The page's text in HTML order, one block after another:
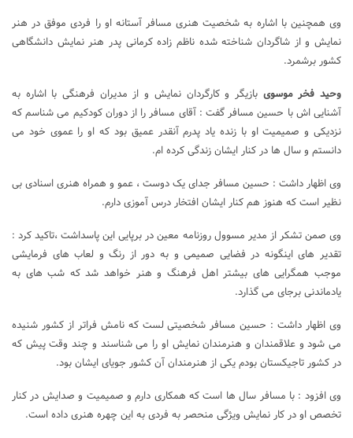
وی همچنین با اشاره به شخصیت هنری مسافر آستانه او را فردی موفق در هنر
نمایش و از شاگردان شناخته شده ناظم زاده کرمانی پدر هنر نمایش دانشگاهی
کشور برشمرد.
وحید فخر موسوی بازیگر و کارگردان نمایش و از مدیران فرهنگی با اشاره به
آشنایی اش با حسین مسافر گفت : آقای مسافر را از دوران کودکیم می شناسم که
نزدیکی و صمیمیت او با زنده یاد پدرم آنقدر عمیق بود که او را عموی خود می
دانستم و سال ها در کنار ایشان زندگی کرده ام.
وی اظهار داشت : حسین مسافر جدای یک دوست ، عمو و همراه هنری اسنادی بی
نظیر است که هنوز هم کنار ایشان افتخار درس آموزی دارم.
وی صمن تشکر از مدیر مسوول روزنامه معین در برپایی این پاسداشت ،تاکید کرد :
تقدیر های اینگونه در فضایی صمیمی و به دور از رنگ و لعاب های فرمایشی
موجب همگرایی های بیشتر اهل فرهنگ و هنر خواهد شد که شب های به
یادماندنی برجای می گذارد.
وی اظهار داشت : حسین مسافر شخصیتی لست که نامش فراتر از کشور شنیده
می شود و علاقمندان و هنرمندان نمایش او را می شناسند و چند وقت پیش که
در کشور تاجیکستان بودم یکی از هنرمندان آن کشور جویای ایشان بود.
وی افزود : با مسافر سال ها است که همکاری دارم و صمیمیت و صدایش در کنار
تخصص او در کار نمایش ویژگی منحصر به فردی به این چهره هنری داده است.